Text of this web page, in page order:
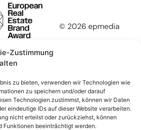
Zustimmung
zu bieten, verwenden wir Technologien wie
zu speichern und/oder darauf
Technologien zustimmst, können wir Daten
eindeutige IDs auf dieser Website verarbeiten.
nicht erteilst oder zurückziehst, können
Funktionen beeinträchtigt werden.
© 2026 epmedia